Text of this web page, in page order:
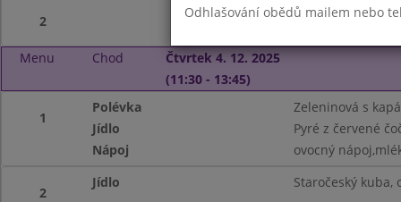
2
Menu Chod
Čtvrtek 4. 12. 2025
(11:30 - 13:45)
1
Polévka
Zeleninová s
Jídlo
Pyré z červené
Nápoj
ovocný
2
Jídlo Staročeský kuba,
Odhlašování obědů mailem nebo